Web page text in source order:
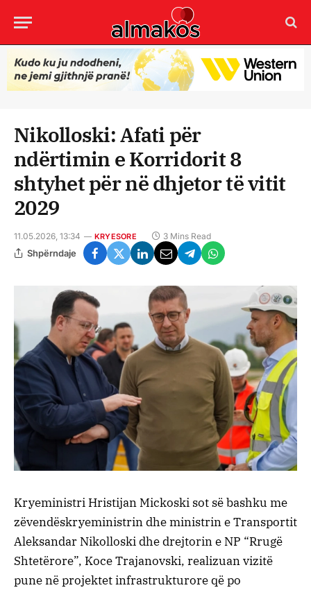
Nikolloski: Afati për
ndërtimin e Korridorit 8
shtyhet për në dhjetor të vitit
2029
11.05.2026, 13:34 KRYESORE 3 Mins Read
Shpërndaje
Kryeministri Hristijan Mickoski sot së bashku me
zëvendëskryeministrin dhe ministrin e Transportit
Aleksandar Nikolloski dhe drejtorin e NP “Rrugë
Shtetërore”, Koce Trajanovski, realizuan vizitë
pune në projektet infrastrukturore që po